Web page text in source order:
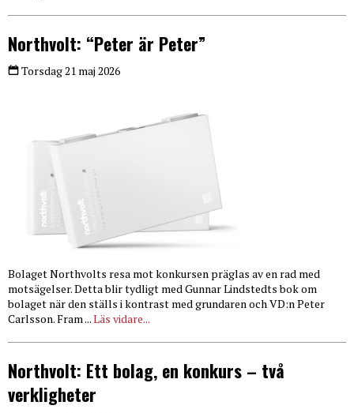
Northvolt: “Peter är Peter”
Torsdag 21 maj 2026
Bolaget Northvolts resa mot konkursen präglas av en rad med
motsägelser. Detta blir tydligt med Gunnar Lindstedts bok om
bolaget när den ställs i kontrast med grundaren och VD:n Peter
Carlsson. Fram ...Läs vidare...
Northvolt: Ett bolag, en konkurs – två
verkligheter